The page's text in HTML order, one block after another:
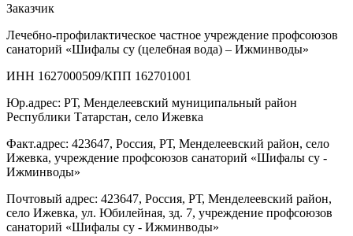
Заказчик
Лечебно-профилактическое частное учреждение профсоюзов
санаторий «Шифалы су (целебная вода) – Ижминводы»
ИНН 1627000509/КПП 162701001
Юр.адрес: РТ, Менделеевский муниципальный район
Республики Татарстан, село Ижевка
Факт.адрес: 423647, Россия, РТ, Менделеевский район, село
Ижевка, учреждение профсоюзов санаторий «Шифалы су -
Ижминводы»
Почтовый адрес: 423647, Россия, РТ, Менделеевский район,
село Ижевка, ул. Юбилейная, зд. 7, учреждение профсоюзов
санаторий «Шифалы су - Ижминводы»